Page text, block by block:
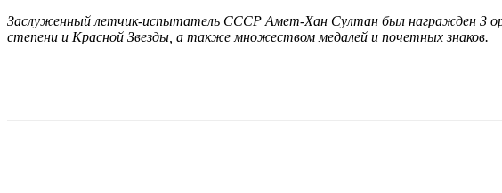
Заслуженный летчик-испытатель СССР Амет-Хан Султан был награжден 3
степени и Красной Звезды, а также множеством медалей и почетных знаков.